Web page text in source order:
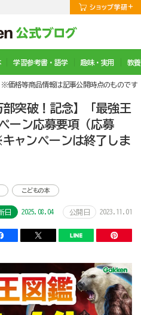
学習参考書・語学 趣味・実用 教
※価格等商品情報は記事公開時点のものです
部突破！記念】「最強王
ーン応募要項（応募
ャンペーンは終了しま
こどもの本
日 2025.08.04 公開日 2023.11.01